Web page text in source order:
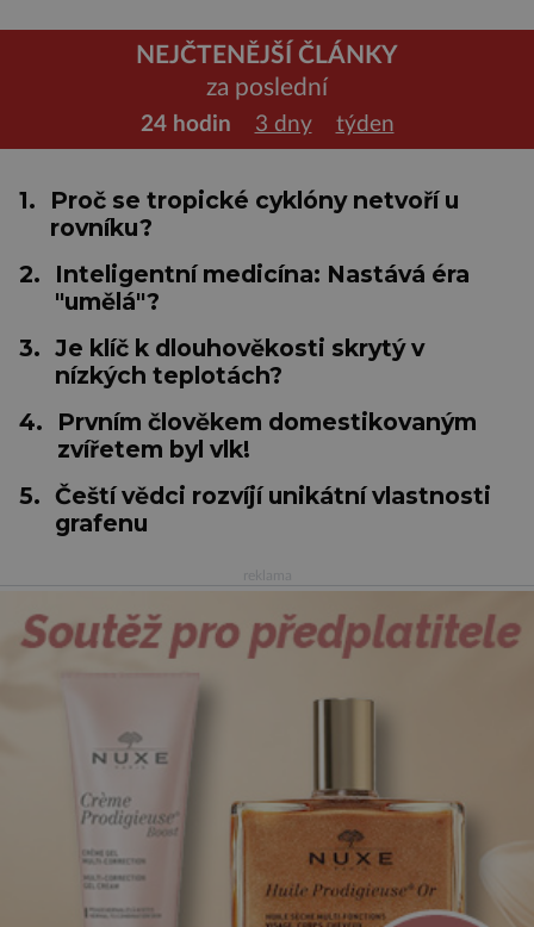
NEJČTENĚJŠÍ ČLÁNKY
za poslední
24 hodin 3 dny týden
1.
Proč se tropické cyklóny netvoří u
rovníku?
2.
Inteligentní medicína: Nastává éra
"umělá"?
3. Je klíč k dlouhověkosti skrytý v
nízkých teplotách?
4.
Prvním člověkem domestikovaným
zvířetem byl vlk!
5. Čeští vědci rozvíjí unikátní vlastnosti
grafenu